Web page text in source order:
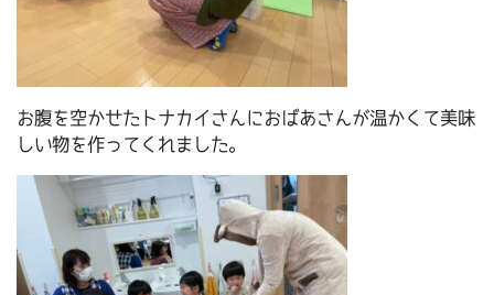
お腹を空かせたトナカイさんにおばあさんが温かくて美味
しい物を作ってくれました。